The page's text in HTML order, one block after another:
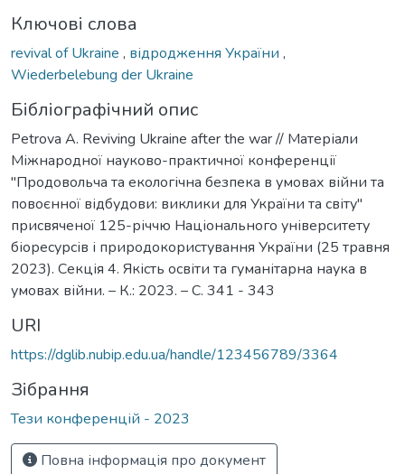
Ключові слова
revival of Ukraine , відродження України ,
Wiederbelebung der Ukraine
Бібліографічний опис
Petrova A. Reviving Ukraine after the war // Матеріали
Міжнародної науково-практичної конференції
"Продовольча та екологічна безпека в умовах війни та
повоєнної відбудови: виклики для України та світу"
присвяченої 125-річчю Національного університету
біоресурсів і природокористування України (25 травня
2023). Секція 4. Якість освіти та гуманітарна наука в
умовах війни. – К.: 2023. – С. 341 - 343
URI
https://dglib.nubip.edu.ua/handle/123456789/3364
Зібрання
Тези конференцій - 2023
Повна інформація про документ